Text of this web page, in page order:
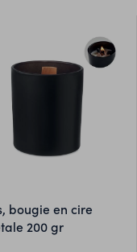
200 gr